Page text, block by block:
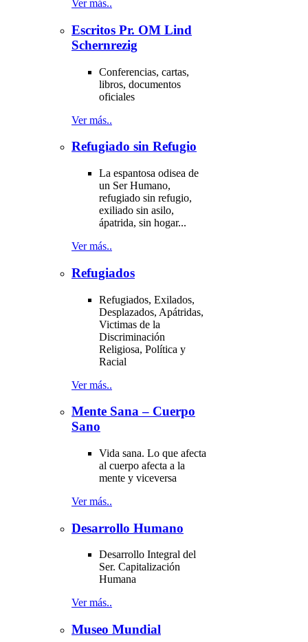
Ver más..
Escritos Pr. OM Lind
Schernrezig
Conferencias, cartas,
libros, documentos
oficiales
Ver más..
Refugiado sin Refugio
La espantosa odisea de
un Ser Humano,
refugiado sin refugio,
exiliado sin asilo,
ápatrida, sin hogar...
Ver más..
Refugiados
Refugiados, Exilados,
Desplazados, Apátridas,
Victimas de la
Discriminación
Religiosa, Política y
Racial
Ver más..
Mente Sana – Cuerpo
Sano
Vida sana. Lo que afecta
al cuerpo afecta a la
mente y viceversa
Ver más..
Desarrollo Humano
Desarrollo Integral del
Ser. Capitalización
Humana
Ver más..
Museo Mundial